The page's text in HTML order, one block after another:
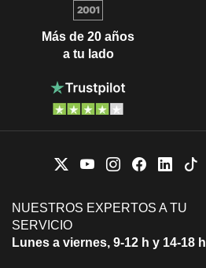
Más de 20 años
a tu lado
NUESTROS EXPERTOS A TU
SERVICIO
Lunes a viernes, 9-12 h y 14-18 h